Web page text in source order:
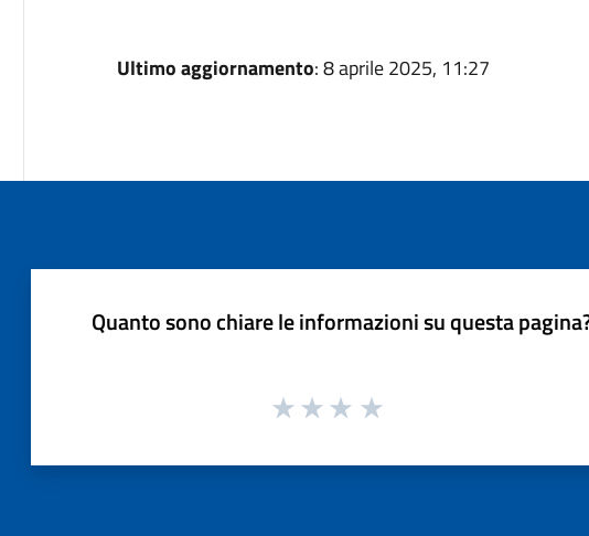
Ultimo aggiornamento: 8 aprile 2025, 11:27
Quanto sono chiare le informazioni su questa